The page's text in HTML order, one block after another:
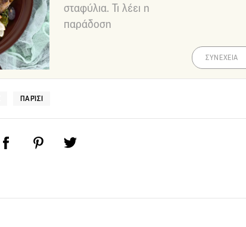
σταφύλια. Τι λέει η
παράδοση
ΣΥΝΕΧΕΙΑ
ΠΑΡΊΣΙ